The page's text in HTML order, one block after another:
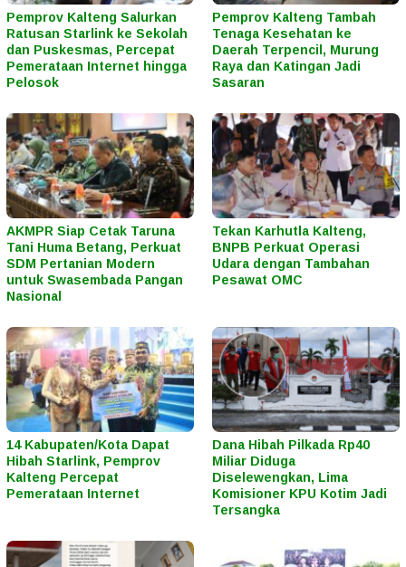
Pemprov Kalteng Salurkan
Ratusan Starlink ke Sekolah
dan Puskesmas, Percepat
Pemerataan Internet hingga
Pelosok
Pemprov Kalteng Tambah
Tenaga Kesehatan ke
Daerah Terpencil, Murung
Raya dan Katingan Jadi
Sasaran
AKMPR Siap Cetak Taruna
Tani Huma Betang, Perkuat
SDM Pertanian Modern
untuk Swasembada Pangan
Nasional
Tekan Karhutla Kalteng,
BNPB Perkuat Operasi
Udara dengan Tambahan
Pesawat OMC
14 Kabupaten/Kota Dapat
Hibah Starlink, Pemprov
Kalteng Percepat
Pemerataan Internet
Dana Hibah Pilkada Rp40
Miliar Diduga
Diselewengkan, Lima
Komisioner KPU Kotim Jadi
Tersangka